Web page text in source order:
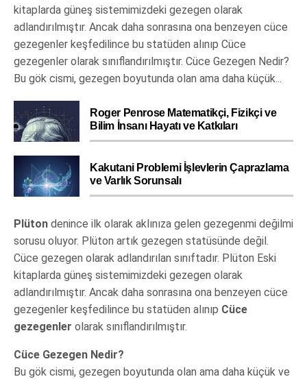
kitaplarda güneş sistemimizdeki gezegen olarak
adlandırılmıştır. Ancak daha sonrasına ona benzeyen cüce
gezegenler keşfedilince bu statüden alınıp Cüce
gezegenler olarak sınıflandırılmıştır. Cüce Gezegen Nedir?
Bu gök cismi, gezegen boyutunda olan ama daha küçük...
Roger Penrose Matematikçi, Fizikçi ve
Bilim İnsanı Hayatı ve Katkıları
Kakutani Problemi İşlevlerin Çaprazlama
ve Varlık Sorunsalı
Plüton denince ilk olarak aklınıza gelen gezegenmi değilmi
sorusu oluyor. Plüton artık gezegen statüsünde değil.
Cüce gezegen olarak adlandırılan sınıftadır. Plüton Eski
kitaplarda güneş sistemimizdeki gezegen olarak
adlandırılmıştır. Ancak daha sonrasına ona benzeyen cüce
gezegenler keşfedilince bu statüden alınıp Cüce
gezegenler olarak sınıflandırılmıştır.
Cüce Gezegen Nedir?
Bu gök cismi, gezegen boyutunda olan ama daha küçük ve